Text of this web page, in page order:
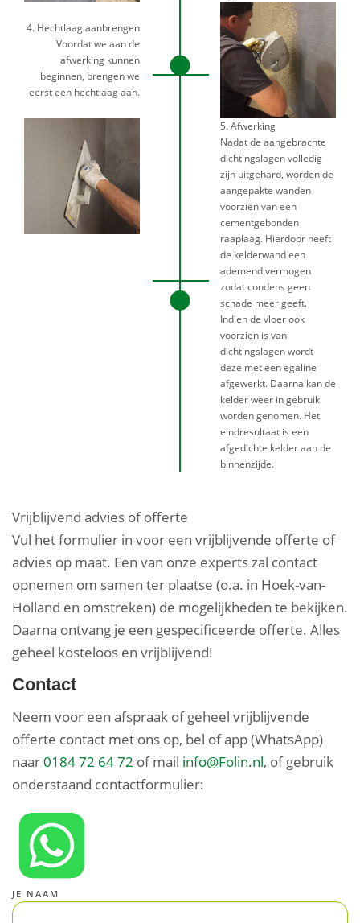
4. Hechtlaag aanbrengen
Voordat we aan de
afwerking kunnen
beginnen, brengen we
eerst een hechtlaag aan.
5. Afwerking
Nadat de aangebrachte
dichtingslagen volledig
zijn uitgehard, worden de
aangepakte wanden
voorzien van een
cementgebonden
raaplaag. Hierdoor heeft
de kelderwand een
ademend vermogen
zodat condens geen
schade meer geeft.
Indien de vloer ook
voorzien is van
dichtingslagen wordt
deze met een egaline
afgewerkt. Daarna kan de
kelder weer in gebruik
worden genomen. Het
eindresultaat is een
afgedichte kelder aan de
binnenzijde.
Vrijblijvend advies of offerte
Vul het formulier in voor een vrijblijvende offerte of
advies op maat. Een van onze experts zal contact
opnemen om samen ter plaatse (o.a. in Hoek-van-
Holland en omstreken) de mogelijkheden te bekijken.
Daarna ontvang je een gespecificeerde offerte. Alles
geheel kosteloos en vrijblijvend!
Contact
Neem voor een afspraak of geheel vrijblijvende
offerte contact met ons op, bel of app (WhatsApp)
naar0184 72 64 72 of mail info@Folin.nl, of gebruik
onderstaand contactformulier:
JE NAAM